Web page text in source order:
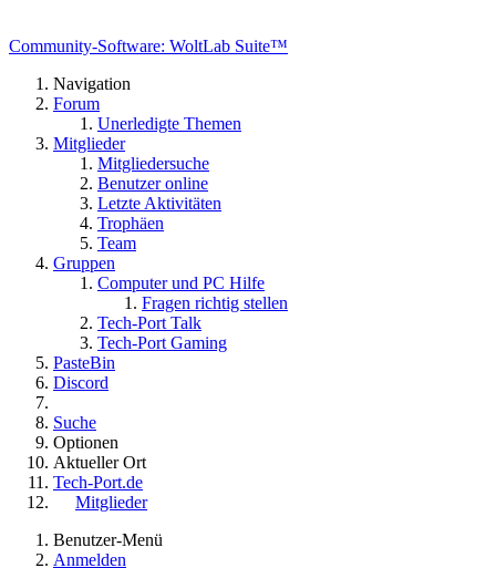
Community-Software: WoltLab Suite™
Navigation
Forum
Unerledigte Themen
Mitglieder
Mitgliedersuche
Benutzer online
Letzte Aktivitäten
Trophäen
Team
Gruppen
Computer und PC Hilfe
Fragen richtig stellen
Tech-Port Talk
Tech-Port Gaming
PasteBin
Discord
Suche
Optionen
Aktueller Ort
Tech-Port.de
Mitglieder
Benutzer-Menü
Anmelden